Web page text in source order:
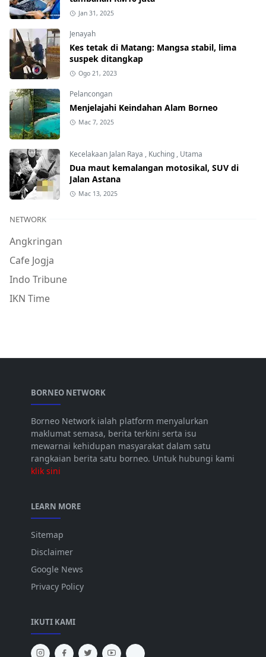
Jan 31, 2025
Jenayah
Kes tetak di Matang: Mangsa stabil, lima
suspek ditangkap
Ogo 21, 2023
Pelancongan
Menjelajahi Keindahan Alam Borneo
Mac 7, 2025
Kecelakaan Jalan Raya , Kuching , Utama
Dua maut kemalangan motosikal, SUV di
Jalan Astana
Mac 13, 2025
NETWORK
Angkringan
Cafe Jogja
Indo Tribune
IKN Time
BORNEO NETWORK
Borneo Network ialah platform menyalurkan
maklumat semasa, berita terkini serta isu
mewarnai kehidupan masyarakat dalam satu
rangkaian berita satu borneo. Untuk hubungi kami
klik sini
LEARN MORE
Sitemap
Disclaimer
Google News
Privacy Policy
IKUTI KAMI